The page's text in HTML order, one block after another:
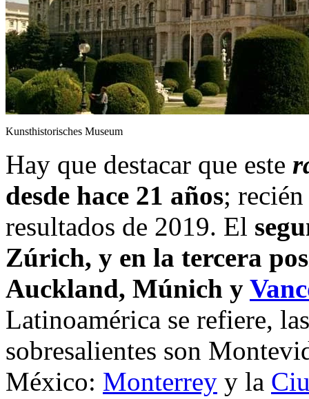
Kunsthistorisches Museum
Hay que destacar que este
desde hace 21 años;
resultados de 2019. El
Zúrich, y en la tercera
Auckland, Múnich y
Latinoamérica se refiere,
sobresalientes son
México: Monterrey y la